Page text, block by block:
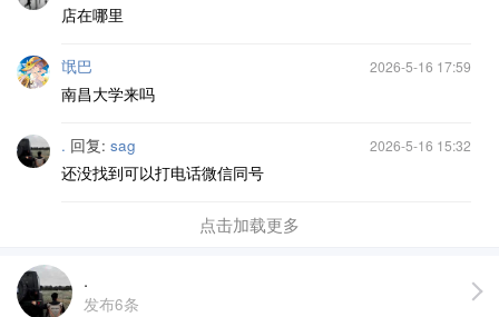
店在哪里
氓巴 2026-5-16 17:59
南昌大学来吗
. 回复: sag 2026-5-16 15:32
还没找到可以打电话微信同号
点击加载更多
.
发布6条